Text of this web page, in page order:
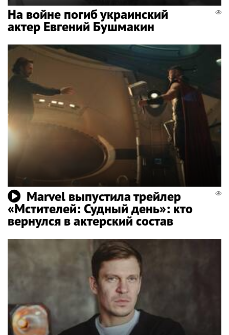
На войне погиб украинский
актер Евгений Бушмакин
Marvel выпустила трейлер
«Мстителей: Судный день»: кто
вернулся в актерский состав